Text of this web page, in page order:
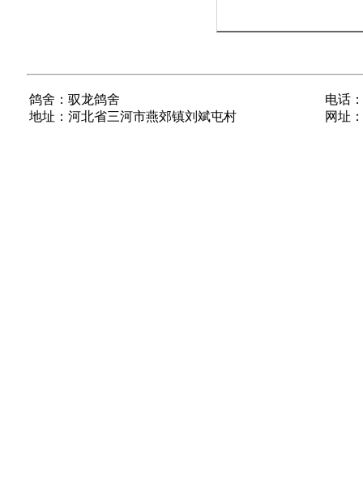
鸽舍：驭龙鸽舍
地址：河北省三河市燕郊镇刘斌屯村
电话
网址